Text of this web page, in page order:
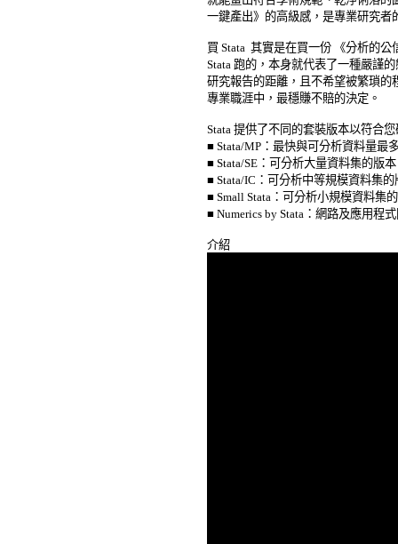
一鍵產出》的高級感，是專業研究者
買 Stata  其實是在買一份 《分析的
Stata 跑的，本身就代表了一種嚴謹
研究報告的距離，且不希望被繁瑣
專業職涯中，最穩賺不賠的決定。
Stata 提供了不同的套裝版本以符合
■ Stata/MP：最快與可分析資料量最
■ Stata/SE：可分析大量資料集的版本
■ Stata/IC：可分析中等規模資料集
■ Small Stata：可分析小規模資料集
■ Numerics by Stata：網路及應用程